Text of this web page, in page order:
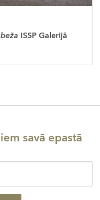
ISSP Galerijā
savā epastā